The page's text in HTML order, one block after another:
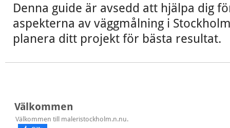
Denna guide är avsedd att hjälpa dig
aspekterna av väggmålning i
planera ditt projekt för bästa resultat.
Välkommen
Välkommen till maleristockholm.n.nu.